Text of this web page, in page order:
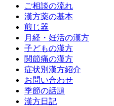
ご相談の流れ
漢方薬の基本
煎じ器
月経・妊活の漢方
子どもの漢方
関節痛の漢方
症状別漢方紹介
お問い合わせ
季節の話題
漢方日記